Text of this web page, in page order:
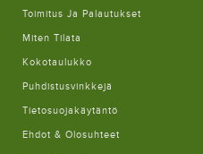
Toimitus Ja Palautukset
Miten Tilata
Kokotaulukko
Puhdistusvinkkejä
Tietosuojakäytäntö
Ehdot & Olosuhteet